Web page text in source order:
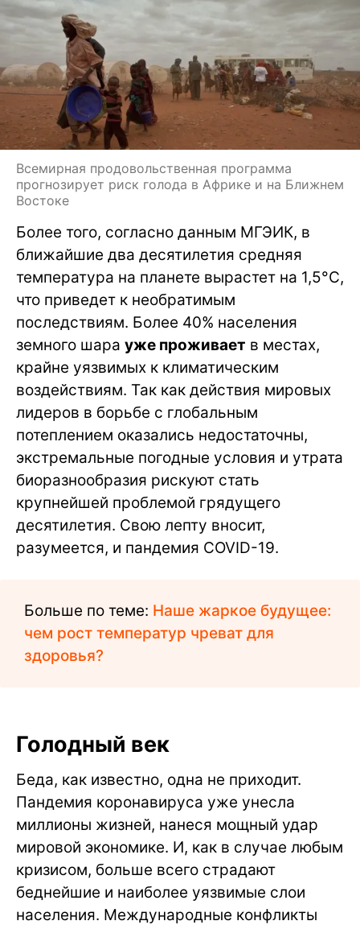
Всемирная продовольственная программа
прогнозирует риск голода в Африке и на Ближнем
Востоке
Более того, согласно данным МГЭИК, в
ближайшие два десятилетия средняя
температура на планете вырастет на 1,5°C,
что приведет к необратимым
последствиям. Более 40% населения
земного шара уже проживает в местах,
крайне уязвимых к климатическим
воздействиям. Так как действия мировых
лидеров в борьбе с глобальным
потеплением оказались недостаточны,
экстремальные погодные условия и утрата
биоразнообразия рискуют стать
крупнейшей проблемой грядущего
десятилетия. Свою лепту вносит,
разумеется, и пандемия COVID-19.
Больше по теме: Наше жаркое будущее:
чем рост температур чреват для
здоровья?
Голодный век
Беда, как известно, одна не приходит.
Пандемия коронавируса уже унесла
миллионы жизней, нанеся мощный удар
мировой экономике. И, как в случае любым
кризисом, больше всего страдают
беднейшие и наиболее уязвимые слои
населения. Международные конфликты